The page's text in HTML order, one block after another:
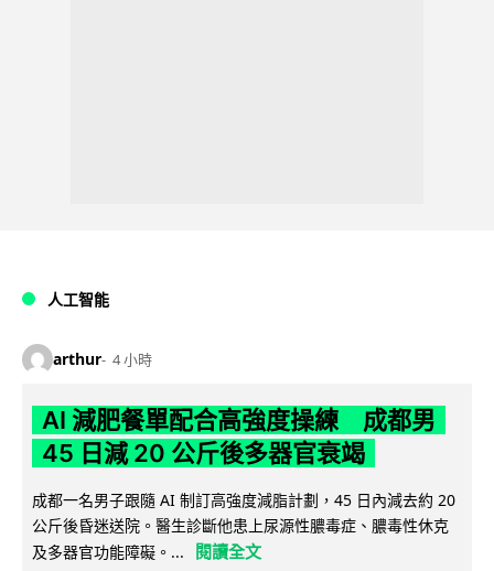
人工智能
arthur 4 小時
AI 減肥餐單配合高強度操練 成都男
45 日減 20 公斤後多器官衰竭
成都一名男子跟隨 AI 制訂高強度減脂計劃，45 日內減去約 20
公斤後昏迷送院。醫生診斷他患上尿源性膿毒症、膿毒性休克
及多器官功能障礙。...
閱讀全文